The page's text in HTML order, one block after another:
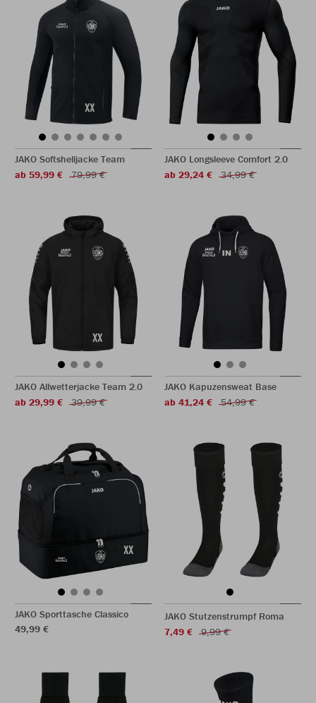
JAKO Softshelljacke Team
ab 59,99 €
79,99 €
JAKO Longsleeve Comfort 2.0
ab 29,24 €
34,99 €
JAKO Allwetterjacke Team 2.0
ab 29,99 €
39,99 €
JAKO Kapuzensweat Base
ab 41,24 €
54,99 €
JAKO Sporttasche Classico
49,99 €
JAKO Stutzenstrumpf Roma
7,49 €
9,99 €